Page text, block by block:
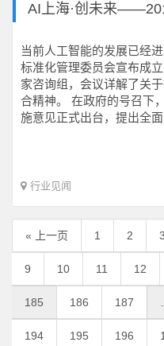
AI上海·创未来
当前人工智能的发展已经
标准化管理委员会宣布成
家咨询组，会议详解了关
合精神。 在政府的号召下
施意见正式出台，提出全
行业见闻
« 上一页 1 2 3
9 10 11 12
185 186 187
194 195 196